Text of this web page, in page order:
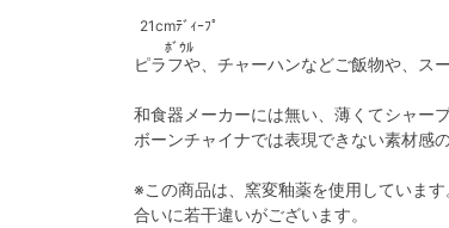
21cmﾃﾞｨｰﾌﾟ
ﾎﾞｳﾙ
ピラフや、チャーハンなどご飯物や、ス
和食器メーカーには無い、薄くてシャー
ボーンチャイナでは表現できない素材感
※この商品は、窯変釉薬を使用していま
合いに若干違いがございます。